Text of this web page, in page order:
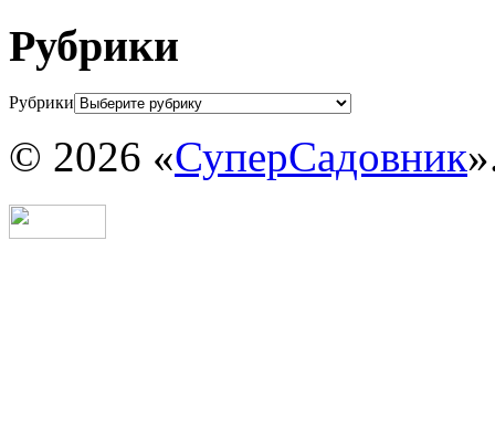
Рубрики
Рубрики
© 2026 «СуперСадовник